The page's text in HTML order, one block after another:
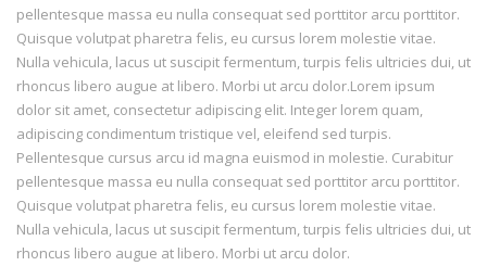
pellentesque massa eu nulla consequat sed porttitor arcu porttitor.
Quisque volutpat pharetra felis, eu cursus lorem molestie vitae.
Nulla vehicula, lacus ut suscipit fermentum, turpis felis ultricies dui, ut
rhoncus libero augue at libero. Morbi ut arcu dolor.Lorem ipsum
dolor sit amet, consectetur adipiscing elit. Integer lorem quam,
adipiscing condimentum tristique vel, eleifend sed turpis.
Pellentesque cursus arcu id magna euismod in molestie. Curabitur
pellentesque massa eu nulla consequat sed porttitor arcu porttitor.
Quisque volutpat pharetra felis, eu cursus lorem molestie vitae.
Nulla vehicula, lacus ut suscipit fermentum, turpis felis ultricies dui, ut
rhoncus libero augue at libero. Morbi ut arcu dolor.